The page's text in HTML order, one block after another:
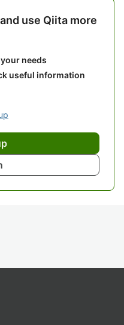
use Qiita more
needs
useful information